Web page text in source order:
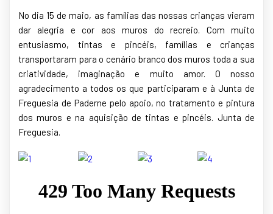
No dia 15 de maio, as famílias das nossas crianças vieram
dar alegria e cor aos muros do recreio. Com muito
entusiasmo, tintas e pincéis, famílias e crianças
transportaram para o cenário branco dos muros toda a sua
criatividade, imaginação e muito amor. O nosso
agradecimento a todos os que participaram e à Junta de
Freguesia de Paderne pelo apoio, no tratamento e pintura
dos muros e na aquisição de tintas e pincéis. Junta de
Freguesia.